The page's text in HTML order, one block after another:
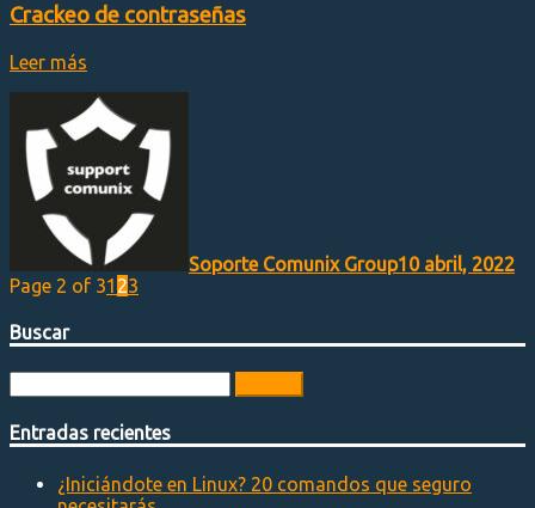
Crackeo de contraseñas
Leer más
Soporte Comunix Group10 abril, 2022
Page 2 of 31 23
Buscar
Entradas recientes
¿Iniciándote en Linux? 20 comandos que seguro